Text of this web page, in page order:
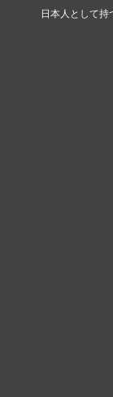
日本人として持